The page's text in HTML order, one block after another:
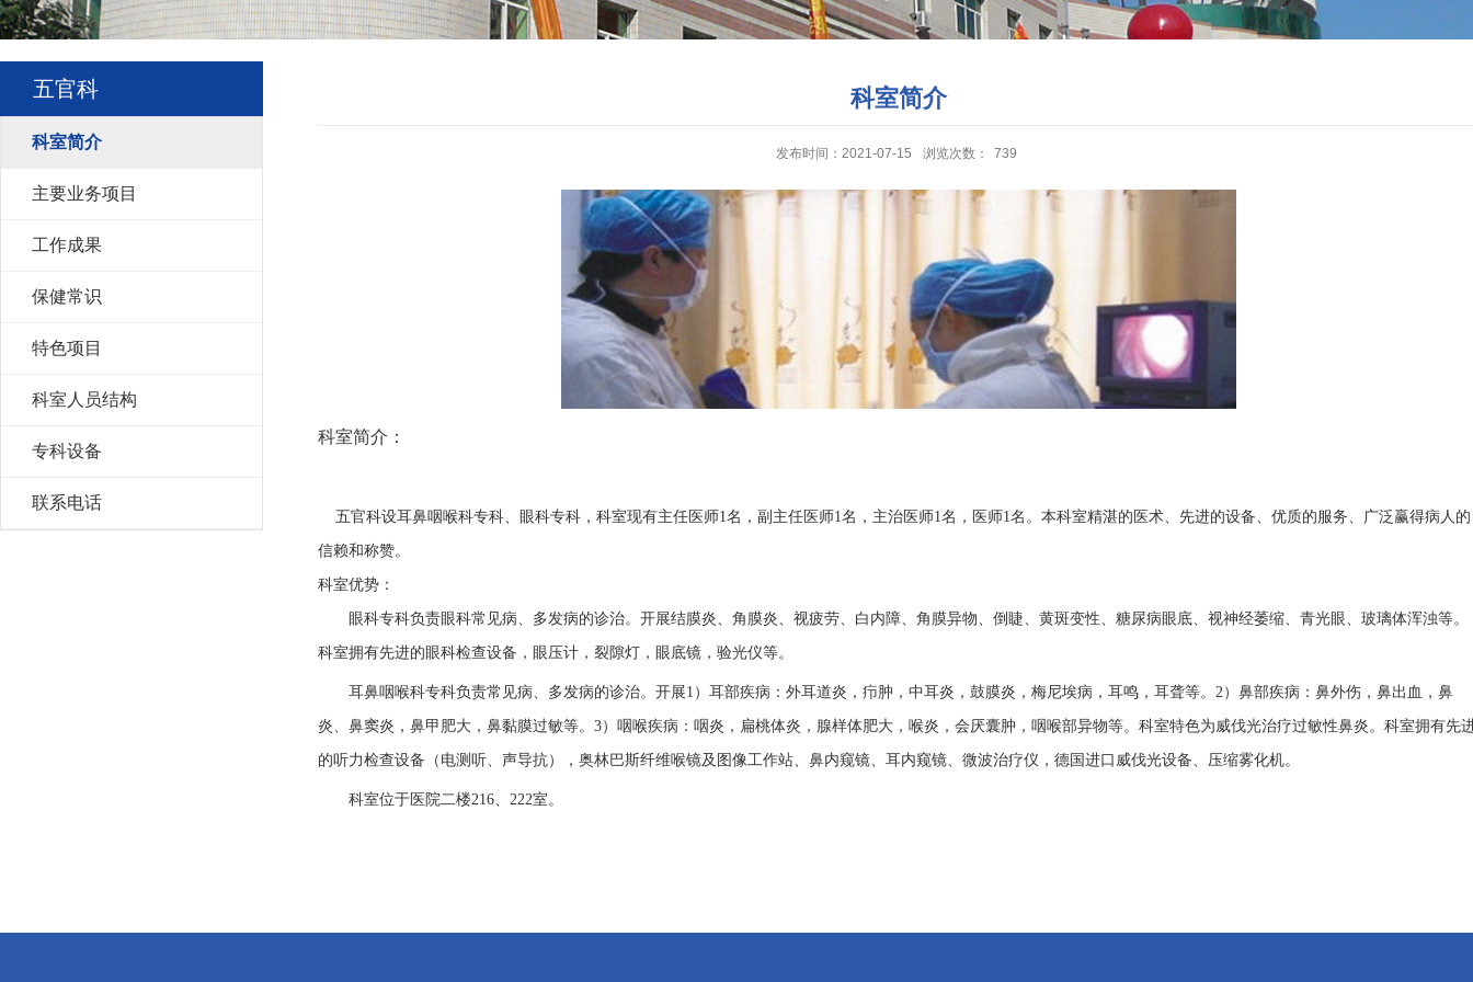
五官科
科室简介
主要业务项目
工作成果
保健常识
特色项目
科室人员结构
专科设备
联系电话
科室简介
发布时间：2021-07-15 浏览次数： 739
科室简介：
五官科设耳鼻咽喉科专科、眼科专科，科室现有主任医师1名，副主任医师1名，主治医师1名，医师1名。本科室精湛的医术、先进的设备、优质的服务、广泛赢得病人的
信赖和称赞。
科室优势：
眼科专科负责眼科常见病、多发病的诊治。 开展结膜炎、角膜炎、视疲劳、白内障、角膜异物、倒睫、黄斑变性、糖尿病眼底、视神经萎缩、青光眼、玻璃体浑浊等。
科室拥有先进的眼科检查设备，眼压计，裂隙灯，眼底镜，验光仪等。
耳鼻咽喉科专科负责常见病、多发病的诊治。 开展1 ） 耳部疾病：外耳道炎，疖肿，中耳炎，鼓膜炎，梅尼埃病，耳鸣，耳聋等。 2） 鼻部疾病：鼻外伤，鼻出血，鼻
炎、鼻窦炎，鼻甲肥大，鼻黏膜过敏等。 3） 咽喉疾病：咽炎，扁桃体炎，腺样体肥大，喉炎，会厌囊肿，咽喉部异物等。科室特色为威伐光治疗过敏性鼻炎。 科室拥有先
的听力检查设备（电测听、声导抗），奥林巴斯纤维喉镜及图像工作站、鼻内窥镜、耳内窥镜、微波治疗仪，德国进口威伐光设备、压缩雾化机。
科室位于医院二楼216、222室。